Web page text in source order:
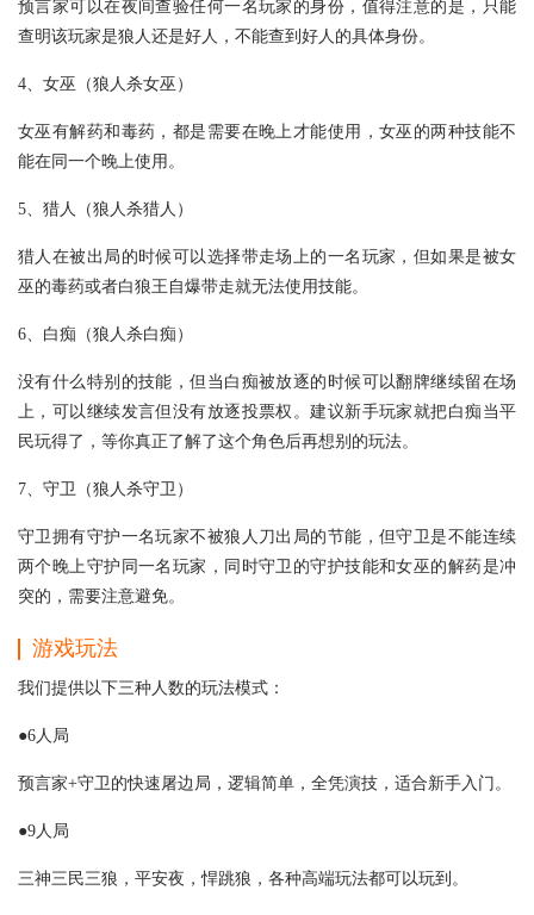
预言家可以在夜间查验任何一名玩家的身份，值得注意的是，只能
查明该玩家是狼人还是好人，不能查到好人的具体身份。
4、女巫（狼人杀女巫）
女巫有解药和毒药，都是需要在晚上才能使用，女巫的两种技能不
能在同一个晚上使用。
5、猎人（狼人杀猎人）
猎人在被出局的时候可以选择带走场上的一名玩家，但如果是被女
巫的毒药或者白狼王自爆带走就无法使用技能。
6、白痴（狼人杀白痴）
没有什么特别的技能，但当白痴被放逐的时候可以翻牌继续留在场
上，可以继续发言但没有放逐投票权。建议新手玩家就把白痴当平
民玩得了，等你真正了解了这个角色后再想别的玩法。
7、守卫（狼人杀守卫）
守卫拥有守护一名玩家不被狼人刀出局的节能，但守卫是不能连续
两个晚上守护同一名玩家，同时守卫的守护技能和女巫的解药是冲
突的，需要注意避免。
游戏玩法
我们提供以下三种人数的玩法模式：
●6人局
预言家+守卫的快速屠边局，逻辑简单，全凭演技，适合新手入门。
●9人局
三神三民三狼，平安夜，悍跳狼，各种高端玩法都可以玩到。